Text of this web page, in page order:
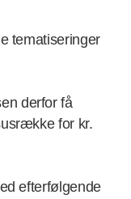
tematiseringer
derfor få
for kr.
efterfølgende